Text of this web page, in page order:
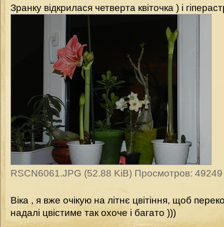
Зранку відкрилася четверта квіточка ) і
RSCN6061.JPG (52.88 KiB) Просмотров: 49249
Віка , я вже очікую на літнє цвітіння, щоб
надалі цвістиме так охоче і багато )))